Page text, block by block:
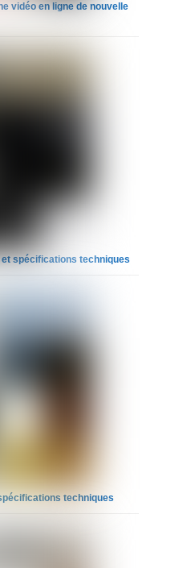
vidéo en ligne de nouvelle
spécifications techniques
techniques